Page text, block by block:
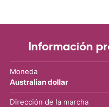
Información
Moneda
Australian dollar
Dirección de la marcha